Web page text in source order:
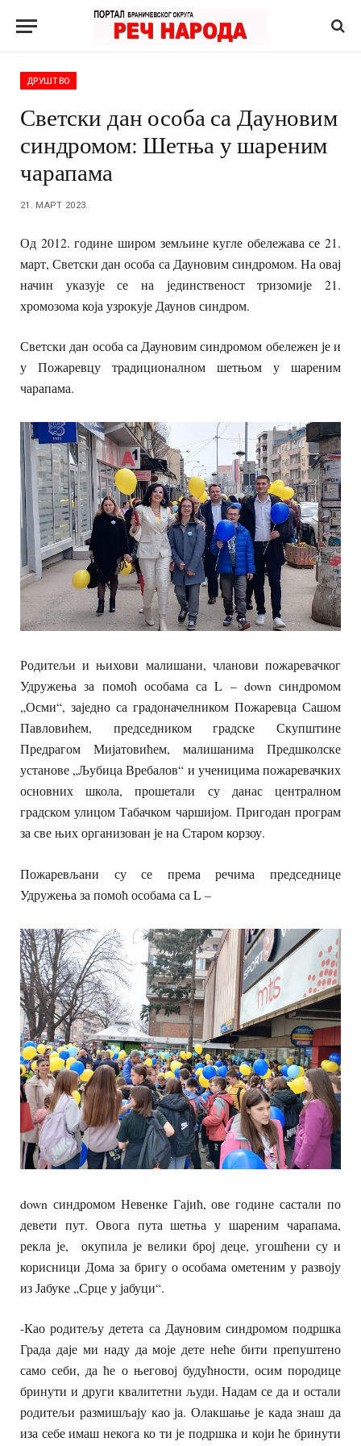
ДРУШТВО
Светски дан особа са Дауновим
синдромом: Шетња у шареним
чарапама
21. МАРТ 2023.
Од 2012. године широм земљине кугле обележава се 21.
март, Светски дан особа са Дауновим синдромом. На овај
начин указује се на јединственост тризомије 21.
хромозома која узрокује Даунов синдром.
Светски дан особа са Дауновим синдромом обележен је и
у Пожаревцу традиционалном шетњом у шареним
чарапама.
Родитељи и њихови малишани, чланови пожаревачког
Удружења за помоћ особама са L – down синдромом
„Осми“, заједно са градоначелником Пожаревца Сашом
Павловићем, председником градске Скупштине
Предрагом Мијатовићем, малишанима Предшколске
установе „Љубица Вребалов“ и ученицима пожаревачких
основних школа, прошетали су данас централном
градском улицом Табачком чаршијом. Пригодан програм
за све њих организован је на Старом корзоу.
Пожаревљани су се према речима председнице
Удружења за помоћ особама са L –
down синдромом Невенке Гајић, ове године састали по
девети пут. Овога пута шетња у шареним чарапама,
рекла је, окупила је велики број деце, угошћени су и
корисници Дома за бригу о особама ометеним у развоју
из Јабуке „Срце у јабуци“.
-Као родитељу детета са Дауновим синдромом подршка
Града даје ми наду да моје дете неће бити препуштено
само себи, да ће о његовој будућности, осим породице
бринути и други квалитетни људи. Надам се да и остали
родитељи размишљају као ја. Олакшање је када знаш да
иза себе имаш некога ко ти је подршка и који ће бринути